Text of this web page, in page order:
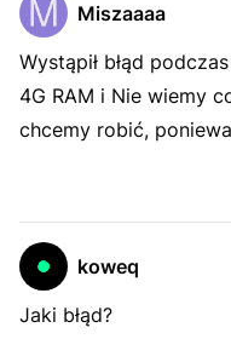
Miszaaaa
Wystąpił błąd
4G RAM i Nie wiemy
chcemy robić,
koweq
Jaki błąd?